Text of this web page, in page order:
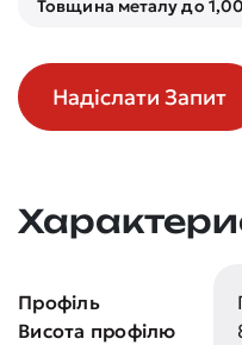
Товщина металу до
Надіслати Запит
Профіль
Висота профілю